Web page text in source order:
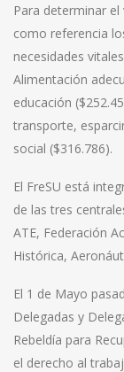
Para determinar
como referencia
necesidades
Alimentación
educación
transporte,
social ($316.786).
El FreSU está
de las tres
ATE, Federación
Histórica,
El 1 de Mayo
Delegadas y
Rebeldía para
el derecho al